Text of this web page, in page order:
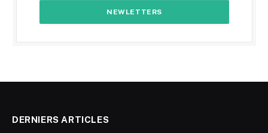
DERNIERS ARTICLES